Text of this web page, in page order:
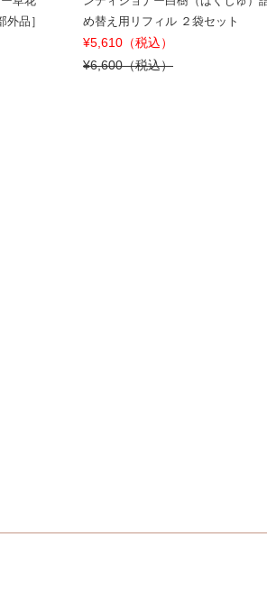
外品］
め替え用リフィル ２袋セット
¥5,610（税込）
¥6,600（税込）